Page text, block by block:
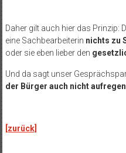
Daher gilt auch hier das Prinzip:
eine Sachbearbeiterin nichts zu
oder sie eben lieber den
Und da sagt unser
der Bürger auch nicht
[zurück]